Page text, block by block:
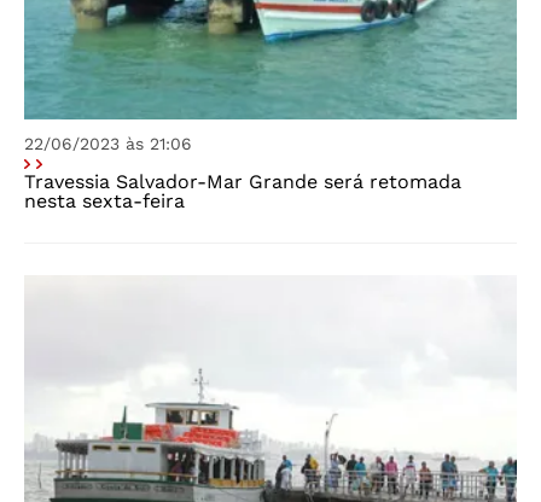
22/06/2023 às 21:06
Travessia Salvador-Mar Grande será retomada
nesta sexta-feira